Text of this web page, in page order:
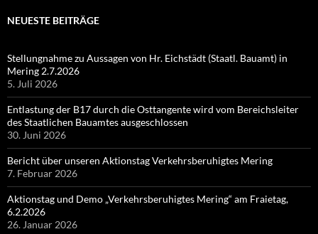
NEUESTE BEITRÄGE
Stellungnahme zu Aussagen von Hr. Eichstädt (Staatl. Bauamt) in
Mering 2.7.2026
5. Juli 2026
Entlastung der B17 durch die Osttangente wird vom Bereichsleiter
des Staatlichen Bauamtes ausgeschlossen
30. Juni 2026
Bericht über unseren Aktionstag Verkehrsberuhigtes Mering
7. Februar 2026
Aktionstag und Demo „Verkehrsberuhigtes Mering“ am Fraietag,
6.2.2026
26. Januar 2026